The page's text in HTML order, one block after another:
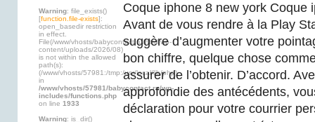
Warning: file_exists()
[function.file-exists]:
open_basedir restriction
in effect.
File(/www/vhosts/babycontact.ru/html/wp-
content/uploads/2026/08)
is not within the allowed
path(s):
(/www/vhosts/57981:/tmp:/usr/local/lib/php)
in
/www/vhosts/57981/babycontact.ru/wp-
includes/functions.php
on line 1933
Warning: is_dir()
Coque iphone 8 new york Coque
Avant de vous rendre à la Play
suggère d’augmenter votre
bon chiffre, quelque chose
assurer de l’obtenir. D’accord.
approfondie des antécédents,
déclaration pour votre courrier